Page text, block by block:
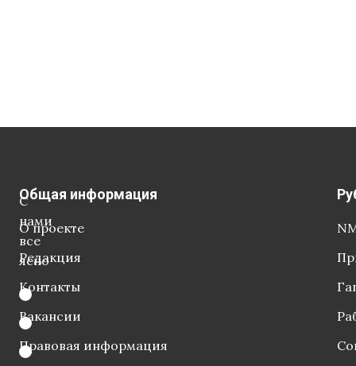
С
нами
все
ясно
Общая информация
О проекте
Редакция
Контакты
Вакансии
Правовая информация